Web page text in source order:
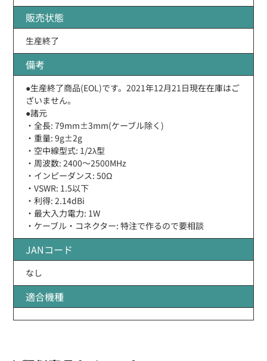
販売状態
生産終了
備考
●生産終了商品(EOL)です。2021年12月21日現在在庫はご
ざいません。
●諸元
・全長: 79mm±3mm(ケーブル除く)
・重量: 9g±2g
・空中線型式: 1/2λ型
・周波数: 2400〜2500MHz
・インピーダンス: 50Ω
・VSWR: 1.5以下
・利得: 2.14dBi
・最大入力電力: 1W
・ケーブル・コネクター: 特注で作るので要相談
JANコード
なし
適合機種